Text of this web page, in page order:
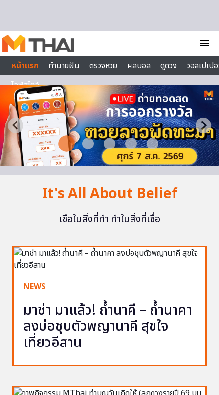
menu
หน้าแรก
ทำนายฝัน ตรวจหวย ผลบอล ดูดวง
วอลเปเป
ไลฟ์สไตล์
It's All About Belief
เชื่อในสิ่งที่ทำ ทำในสิ่งที่เชื่อ
NEWS
มาช่า มาแล้ว! ถ้ำนาคี – ถ้ำนาคา
ลงบ่อชุบตัวพญานาคี สุขใจ
เที่ยวอีสาน